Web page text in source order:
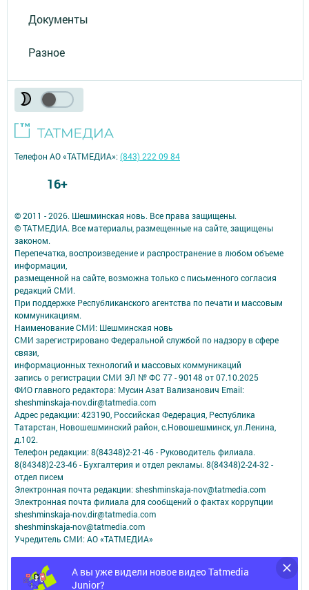
Документы
Разное
А вы уже видели новое видео Tatmedia
Junior?
© 2011 - 2026. Шешминская новь. Все права защищены.
© ТАТМЕДИА. Все материалы, размещенные на сайте, защищены
законом.
Перепечатка, воспроизведение и распространение в любом объеме
информации,
размещенной на сайте, возможна только с письменного согласия
редакций СМИ.
При поддержке Республиканского агентства по печати и массовым
коммуникациям.
Наименование СМИ: Шешминская новь
СМИ зарегистрировано Федеральной службой по надзору в сфере
связи,
информационных технологий и массовых коммуникаций
запись о регистрации СМИ ЭЛ № ФС 77 - 90148 от 07.10.2025
ФИО главного редактора: Мусин Азат Вализанович Email:
sheshminskaja-nov.dir@tatmedia.com
Адрес редакции: 423190, Российская Федерация, Республика
Татарстан, Новошешминский район, с.Новошешминск, ул.Ленина,
д.102.
Телефон редакции: 8(84348)2-21-46 - Руководитель филиала.
8(84348)2-23-46 - Бухгалтерия и отдел рекламы. 8(84348)2-24-32 -
отдел писем
Электронная почта редакции: sheshminskaja-nov@tatmedia.com
Электронная почта филиала для сообщений о фактах коррупции
sheshminskaja-nov.dir@tatmedia.com
sheshminskaja-nov@tatmedia.com
Учредитель СМИ: АО «ТАТМЕДИА»
Антикоррупционная политика
АО «ТАТМЕДИА» использует «cookie»для персонализации сервисов и
Телефон АО «ТАТМЕДИА»:(843) 222 09 84
16+